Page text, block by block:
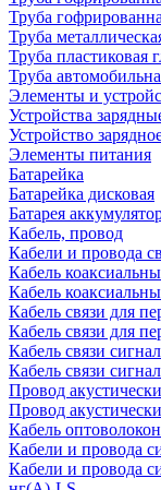
Труба
Труба
Труба пластиковая
Труба
Элементы и
Устройства
Устройство
Элементы питания
Батарейка
Батарейка дисковая
Батарея
Кабель, провод
Кабели и провода
Кабель
Кабель
Кабель связи для
Кабель связи для
Кабель связи
Кабель связи
Провод
Провод
Кабель
Кабели и провода
Кабели и провода